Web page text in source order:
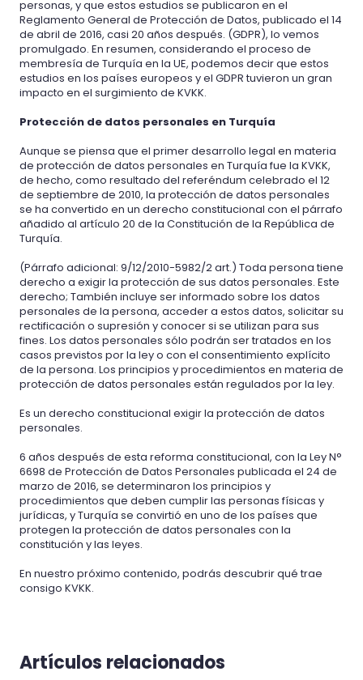
personas, y que estos estudios se publicaron en el
Reglamento General de Protección de Datos, publicado el 14
de abril de 2016, casi 20 años después. (GDPR), lo vemos
promulgado. En resumen, considerando el proceso de
membresía de Turquía en la UE, podemos decir que estos
estudios en los países europeos y el GDPR tuvieron un gran
impacto en el surgimiento de KVKK.
Protección de datos personales en Turquía
Aunque se piensa que el primer desarrollo legal en materia
de protección de datos personales en Turquía fue la KVKK,
de hecho, como resultado del referéndum celebrado el 12
de septiembre de 2010, la protección de datos personales
se ha convertido en un derecho constitucional con el párrafo
añadido al artículo 20 de la Constitución de la República de
Turquía.
(Párrafo adicional: 9/12/2010-5982/2 art.) Toda persona tiene
derecho a exigir la protección de sus datos personales. Este
derecho; También incluye ser informado sobre los datos
personales de la persona, acceder a estos datos, solicitar su
rectificación o supresión y conocer si se utilizan para sus
fines. Los datos personales sólo podrán ser tratados en los
casos previstos por la ley o con el consentimiento explícito
de la persona. Los principios y procedimientos en materia de
protección de datos personales están regulados por la ley.
Es un derecho constitucional exigir la protección de datos
personales.
6 años después de esta reforma constitucional, con la Ley N°
6698 de Protección de Datos Personales publicada el 24 de
marzo de 2016, se determinaron los principios y
procedimientos que deben cumplir las personas físicas y
jurídicas, y Turquía se convirtió en uno de los países que
protegen la protección de datos personales con la
constitución y las leyes.
En nuestro próximo contenido, podrás descubrir qué trae
consigo KVKK.
Artículos relacionados